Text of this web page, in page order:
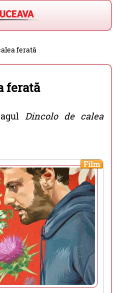
ferată
ferată
Dincolo de calea
Film